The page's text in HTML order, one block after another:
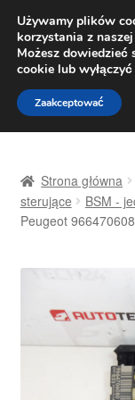
Pn.-
Przejdź
do
nawigacji
Przejdź
do
treści
Dostawa
Strona główna
sterujące
BSM -
Peugeot
Używamy plików
korzystania z
Możesz dowiedzieć
cookie lub
Zaakceptować